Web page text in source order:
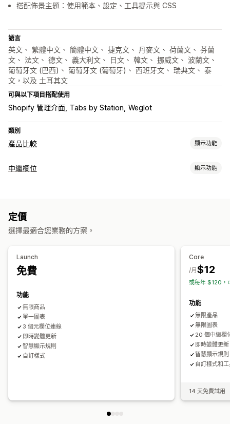
搭配佈景主題：使用範本、設定、工具提示與 CSS
語言
英文、 繁體中文、 簡體中文、 捷克文、 丹麥文、 荷蘭文、 芬蘭
文、 法文、 德文、 義大利文、 日文、 韓文、 挪威文、 波蘭文、
葡萄牙文 (巴西)、 葡萄牙文 (葡萄牙)、 西班牙文、 瑞典文、 泰
文，以及 土耳其文
可與以下項目搭配使用
Shopify 管理介面 Tabs by Station Weglot
類別
產品比較 顯示功能
比較工具
拖放編輯器
產品頁面 行動裝置回應式設計
中繼欄位 顯示功能
日期
定價
選擇最適合您業務的方案。
Launch
免費
功能
無限商品
單一圖表
3 個元欄位連線
即時變體更新
智慧顯示規則
自訂樣式
Core
$12
/月
或每年 $120，
功能
無限產品
無限圖表
20 個中繼欄
即時變體更新
智慧顯示規則
自訂樣式和
14 天免費試用